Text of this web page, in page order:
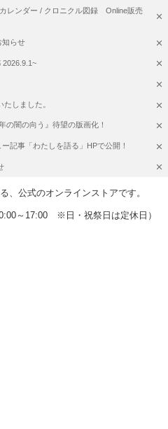
レンダー / クロニクル図録 Online販売
知らせ
2026.9.1~
しました。
の闇の向う』待望の版画化！
記事「わたしを語る」HPで公開！
、公式のオンラインストアです。
～17:00 ※日・祝祭日は定休日）